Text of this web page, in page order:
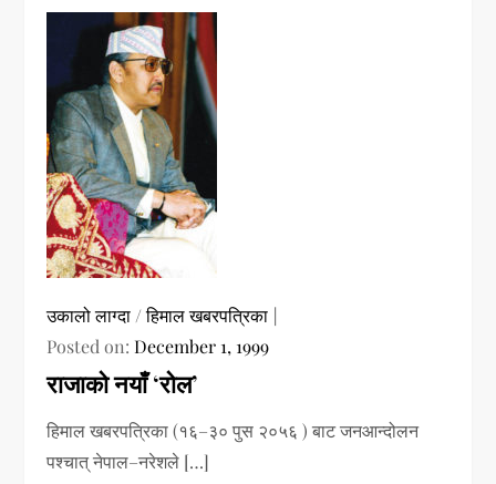
उकालो लाग्दा /हिमाल खबरपत्रिका
Posted on:December 1, 1999
राजाको नयाँ ‘रोल’
हिमाल खबरपत्रिका (१६–३० पुस २०५६ ) बाट जनआन्दोलन
पश्चात् नेपाल–नरेशले […]